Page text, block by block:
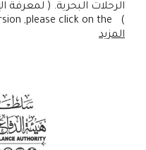
الرحلات البحرية. ( لمعرفة
) To download English version ,please click on the …
المزيد